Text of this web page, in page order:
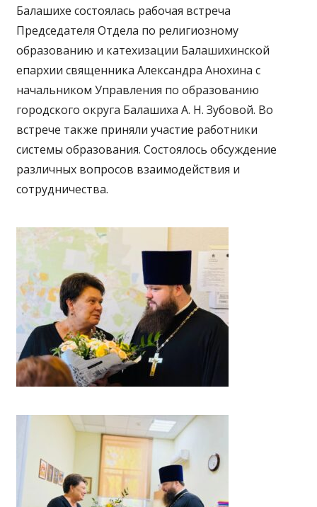
Балашихе состоялась рабочая встреча
Председателя Отдела по религиозному
образованию и катехизации Балашихинской
епархии священника Александра Анохина с
начальником Управления по образованию
городского округа Балашиха А. Н. Зубовой. Во
встрече также приняли участие работники
системы образования. Состоялось обсуждение
различных вопросов взаимодействия и
сотрудничества.